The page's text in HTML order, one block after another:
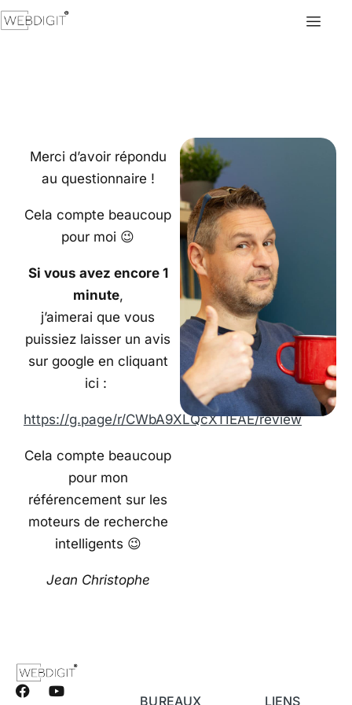
Merci d’avoir répondu
au questionnaire !
Cela compte beaucoup
pour moi 😉
Si vous avez encore 1
minute,
j’aimerai que vous
puissiez laisser un avis
sur google en cliquant
ici :
https://g.page/r/CWbA9XLQcXTIEAE/review
Cela compte beaucoup
pour mon
référencement sur les
moteurs de recherche
intelligents 😉
Jean Christophe
BUREAUX LIENS